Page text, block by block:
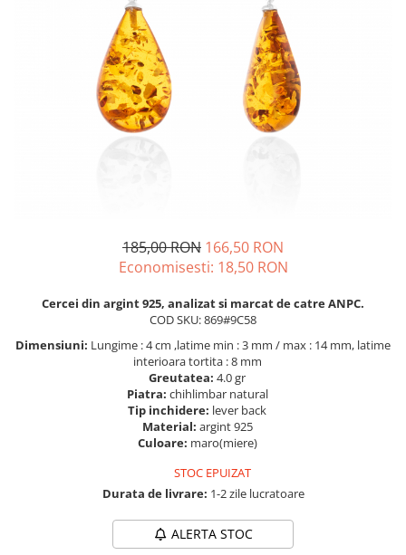
SETURI BIJUTERII
ACE DE CRAVATA
BRATARI PENTRU PICIOR
BRATARA TIP ROZARIU
LANTURI TIP ROZARIU
185,00 RON 166,50 RON
Economisesti: 18,50 RON
Cercei din argint 925, analizat si marcat de catre ANPC.
COD SKU: 869#9C58
Dimensiuni: Lungime : 4 cm ,latime min : 3 mm / max : 14 mm, latime
interioara tortita : 8 mm
Greutatea: 4.0 gr
Piatra: chihlimbar natural
Tip inchidere: lever back
Material: argint 925
Culoare: maro(miere)
STOC EPUIZAT
Durata de livrare: 1-2 zile lucratoare
ALERTA STOC